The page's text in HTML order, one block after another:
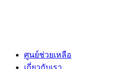
ศูนย์ช่วยเหลือ